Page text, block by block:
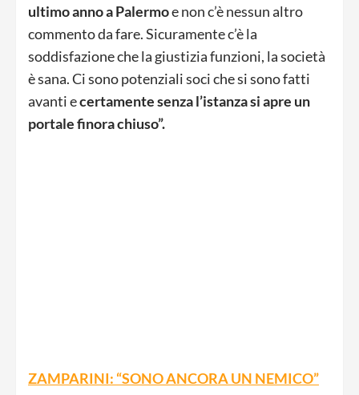
ultimo anno a Palermoe non c’è nessun altro
commento da fare. Sicuramente c’è la
soddisfazione che la giustizia funzioni, la società
è sana. Ci sono potenziali soci che si sono fatti
avanti ecertamente senza l’istanza si apre un
portale finora chiuso”.
ZAMPARINI: “SONO ANCORA UN NEMICO”